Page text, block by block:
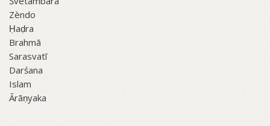
Zèndo
Ḥaḍra
Brahmā
Sarasvatī
Darśana
Islam
Ārāṇyaka